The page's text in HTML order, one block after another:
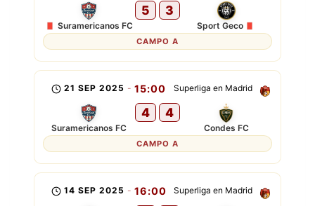
Suramericanos FC
5 3
Sport Geco
CAMPO A
Superliga en Madrid
21 SEP 2025 - 15:00
Suramericanos FC
4 4
Condes FC
CAMPO A
Superliga en Madrid
14 SEP 2025 - 16:00